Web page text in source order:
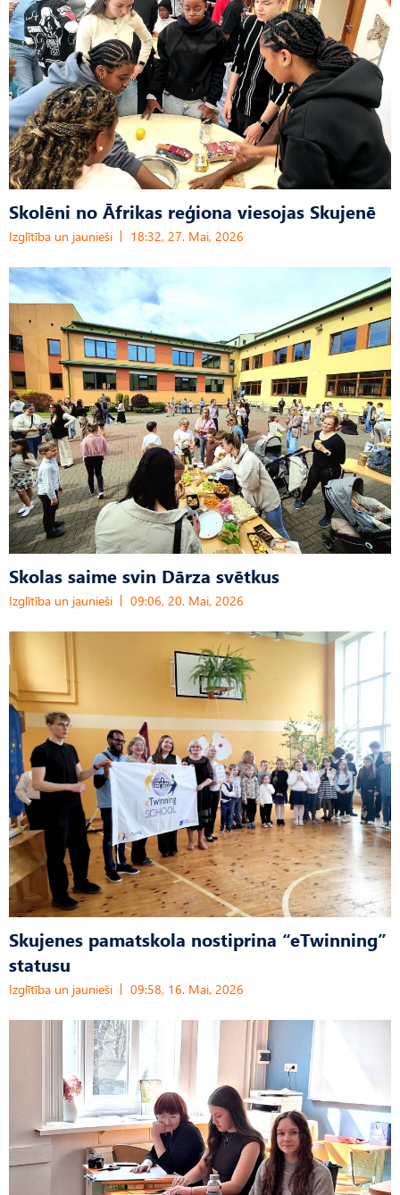
Skolēni no Āfrikas reģiona viesojas Skujenē
Izglītība un jaunieši 18:32, 27. Mai, 2026
Skolas saime svin Dārza svētkus
Izglītība un jaunieši 09:06, 20. Mai, 2026
Skujenes pamatskola nostiprina “eTwinning”
statusu
Izglītība un jaunieši 09:58, 16. Mai, 2026